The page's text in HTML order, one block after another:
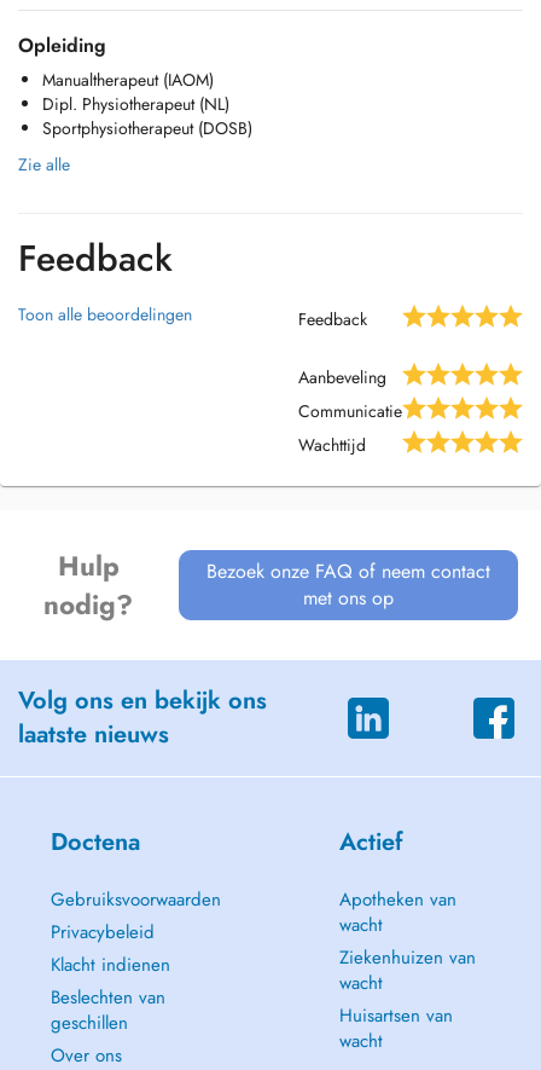
Was ist Osteopathie?
Osteopathie ist eine ganzheitliche, manual- therapeutische
Behandlungsmethode, deren Philosophie auf 3 Eckpfeilern aufgebaut
ist:
Die viszerale Therapie behandelt (von außen) die inneren Organe.
Die craniosacrale Therapie behandelt Schädel, Wirbelsäule, Becken
und Nerven-system.
Ziel der Osteopathie ist es, nicht die Symptome, sondern die Ursachen
von Funktionsstörungen des Körpers zu finden. Die
Therapeut die Körper- strukturen in Balance bringt.
Opleiding
Manualtherapeut (IAOM)
Dipl. Physiotherapeut (NL)
Sportphysiotherapeut (DOSB)
Zie alle
Feedback
Toon alle beoordelingen Feedback
Aanbeveling
Communicatie
Wachttijd
Hulp
nodig?
Bezoek onze FAQ of neem contact
met ons op
Volg ons en bekijk ons
laatste nieuws
Doctena
Gebruiksvoorwaarden
Privacybeleid
Klacht indienen
Beslechten van
geschillen
Over ons
Actief
Apotheken van
wacht
Ziekenhuizen van
wacht
Huisartsen van
wacht